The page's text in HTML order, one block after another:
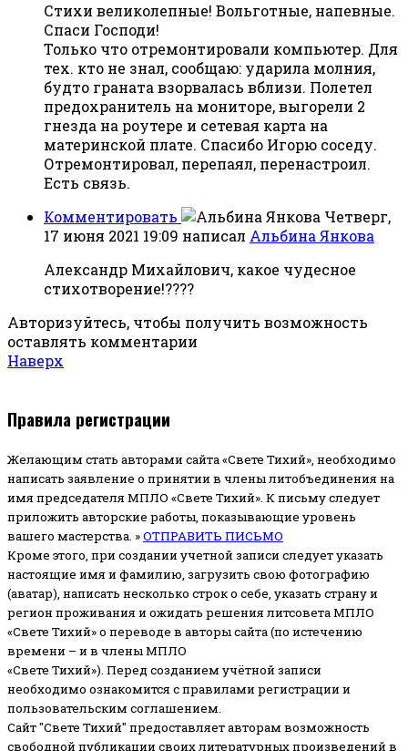
Стихи великолепные! Вольготные, напевные.
Спаси Господи!
Только что отремонтировали компьютер. Для
тех. кто не знал, сообщаю: ударила молния,
будто граната взорвалась вблизи. Полетел
предохранитель на мониторе, выгорели 2
гнезда на роутере и сетевая карта на
материнской плате. Спасибо Игорю соседу.
Отремонтировал, перепаял, перенастроил.
Есть связь.
Комментировать
Четверг,
17 июня 2021 19:09 написал Альбина Янкова
Александр Михайлович, какое чудесное
стихотворение!????
Авторизуйтесь, чтобы получить возможность
оставлять комментарии
Наверх
Правила регистрации
Желающим стать авторами сайта «Свете Тихий», необходимо
написать заявление о принятии в члены литобъединения на
имя председателя МПЛО «Свете Тихий». К письму следует
приложить авторские работы, показывающие уровень
вашего мастерства. »ОТПРАВИТЬ ПИСЬМО
Кроме этого, при создании учетной записи следует указать
настоящие имя и фамилию, загрузить свою фотографию
(аватар), написать несколько строк о себе, указать страну и
регион проживания и ожидать решения литсовета МПЛО
«Свете Тихий» о переводе в авторы сайта (по истечению
времени – и в члены МПЛО
«Свете Тихий»). Перед созданием учётной записи
необходимо ознакомится с правилами регистрации и
пользовательским соглашением.
Сайт "Свете Тихий" предоставляет авторам возможность
свободной публикации своих литературных произведений в